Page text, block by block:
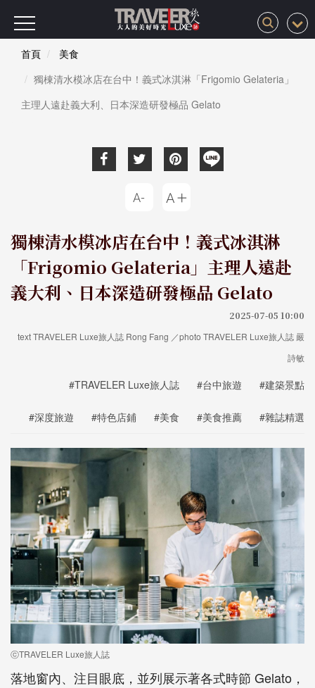
首頁
美食
獨棟清水模冰店在台中！義式冰淇淋「Frigomio Gelateria」
主理人遠赴義大利、日本深造研發極品 Gelato
獨棟清水模冰店在台中！義式冰淇淋
「Frigomio Gelateria」主理人遠赴
義大利、日本深造研發極品 Gelato
2025-07-05 10:00
text TRAVELER Luxe旅人誌 Rong Fang ／photo TRAVELER Luxe旅人誌 嚴
詩敏
#TRAVELER Luxe旅人誌 #台中旅遊 #建築景點
#深度旅遊 #特色店鋪 #美食 #美食推薦 #雜誌精選
ⓒTRAVELER Luxe旅人誌
落地窗內、注目眼底，並列展示著各式時節 Gelato，